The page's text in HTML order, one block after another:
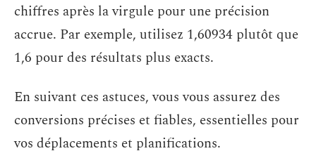
chiffres après la virgule pour une précision
accrue. Par exemple, utilisez 1,60934 plutôt que
1,6 pour des résultats plus exacts.
En suivant ces astuces, vous vous assurez des
conversions précises et fiables, essentielles pour
vos déplacements et planifications.